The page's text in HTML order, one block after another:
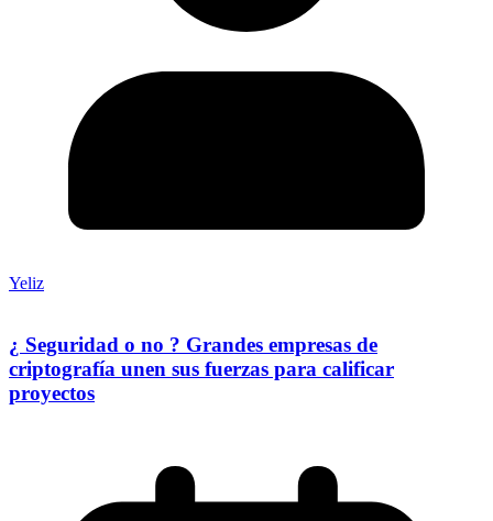
Yeliz
¿ Seguridad o no ? Grandes empresas de
criptografía unen sus fuerzas para calificar
proyectos